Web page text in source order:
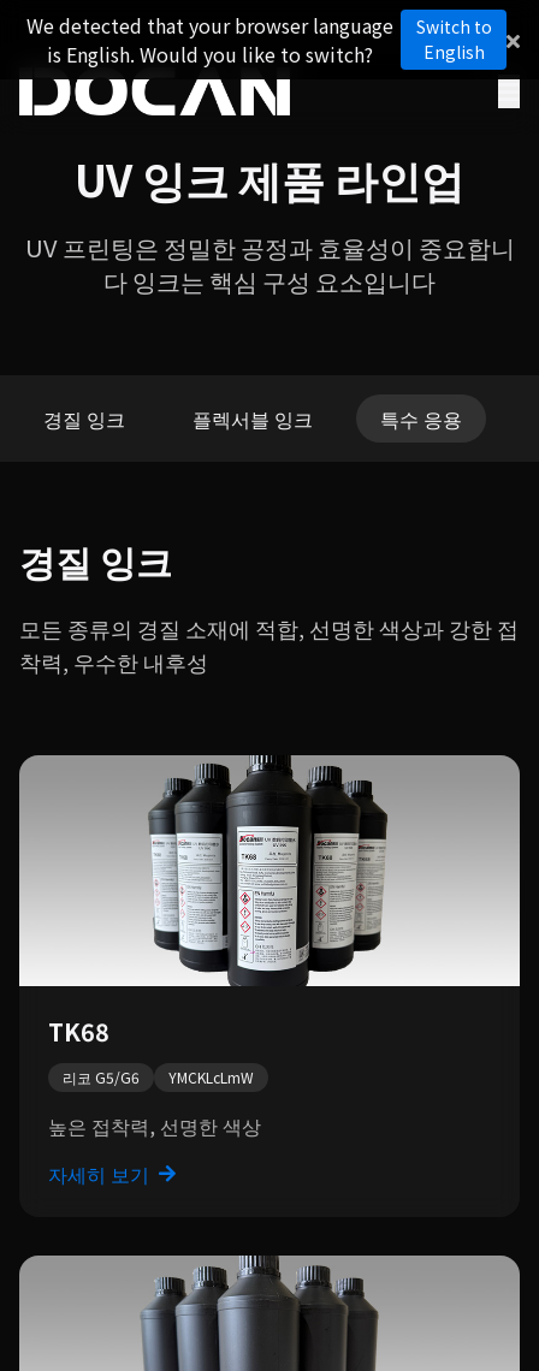
We detected that your browser language
is English. Would you like to switch?
Switch to
English
UV 잉크 제품 라인업
UV 프린팅은 정밀한 공정과 효율성이 중요합니
다 잉크는 핵심 구성 요소입니다
경질 잉크 플렉서블 잉크 특수 응용
경질 잉크
모든 종류의 경질 소재에 적합, 선명한 색상과 강한 접
착력, 우수한 내후성
TK68
리코 G5/G6 YMCKLcLmW
높은 접착력, 선명한 색상
자세히 보기